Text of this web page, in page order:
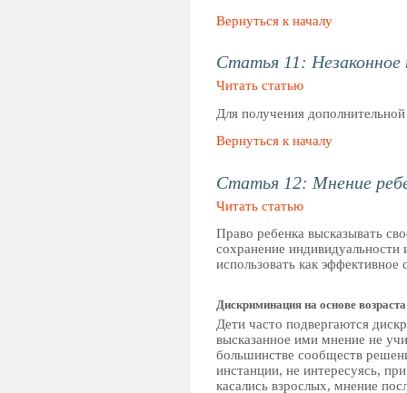
Вернуться к началу
Статья 11: Незаконное
Читать статью
Для получения
Вернуться к началу
Статья 12: Мнение
Читать статью
Право ребенка высказывать
сохранение
использовать как
Дискриминация на основе возраста
Дети часто подвергаются
высказанное ими мнение не
большинстве сообществ
инстанции, не интересуясь,
касались взрослых, мнение